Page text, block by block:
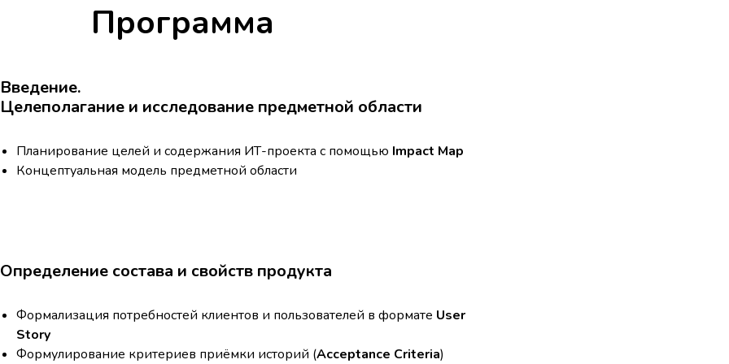
Программа
Введение.
Целеполагание и исследование предметной области
Планирование целей и содержания ИТ-проекта с помощью Impact Map
Концептуальная модель предметной области
Определение состава и свойств продукта
Формализация потребностей клиентов и пользователей в формате User
Story
Формулирование критериев приёмки историй (Acceptance Criteria)